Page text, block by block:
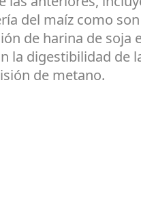
del maíz como
de harina de soja
la digestibilidad de
de metano.